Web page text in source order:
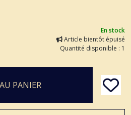
En stock
Article bientôt épuisé
Quantité disponible : 1
PANIER